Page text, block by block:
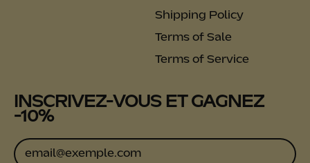
Shipping Policy
Terms of Sale
Terms of Service
INSCRIVEZ-VOUS ET GAGNEZ
-10%
Adresse e-mail